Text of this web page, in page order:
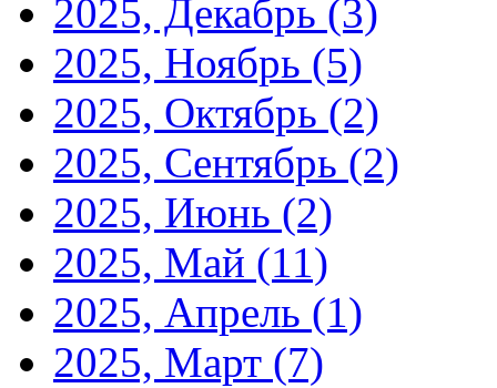
2025, Декабрь (3)
2025, Ноябрь (5)
2025, Октябрь (2)
2025, Сентябрь (2)
2025, Июнь (2)
2025, Май (11)
2025, Апрель (1)
2025, Март (7)